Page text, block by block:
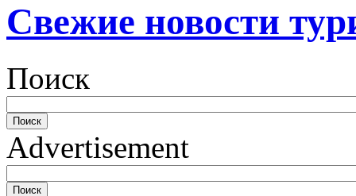
Свежие новости
Поиск
Advertisement